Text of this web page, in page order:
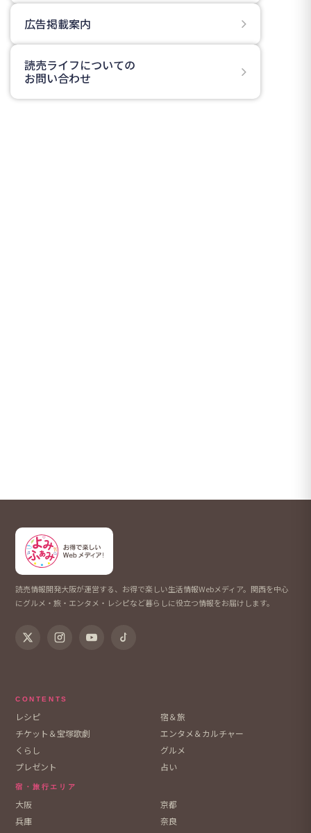
広告掲載案内
読売ライフについての
お問い合わせ
読売情報開発大阪が運営する、お得で楽しい生活情報Webメディア。関西を中心
にグルメ・旅・エンタメ・レシピなど暮らしに役立つ情報をお届けします。
CONTENTS
レシピ
宿＆旅
チケット＆宝塚歌劇
エンタメ＆カルチャー
くらし
グルメ
プレゼント
占い
宿・旅行エリア
大阪
京都
兵庫
奈良